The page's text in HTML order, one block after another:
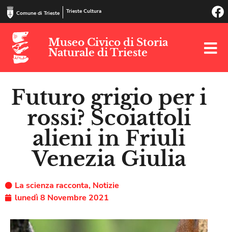
Comune di Trieste Trieste Cultura
Museo Civico di Storia
Naturale di Trieste
Futuro grigio per i
rossi? Scoiattoli
alieni in Friuli
Venezia Giulia
La scienza racconta, Notizie
lunedì 8 Novembre 2021